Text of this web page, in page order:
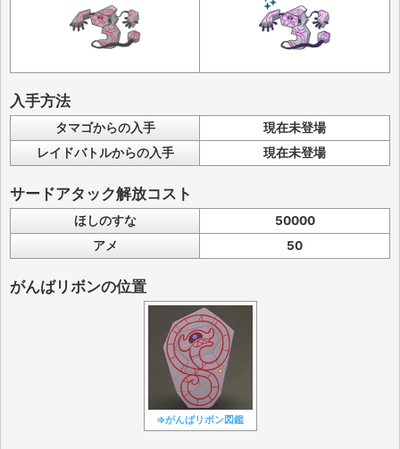
入手方法
タマゴからの入手
現在未登場
レイドバトルからの入手
現在未登場
サードアタック解放コスト
ほしのすな
50000
アメ
50
がんばリボンの位置
⇒がんばリボン図鑑